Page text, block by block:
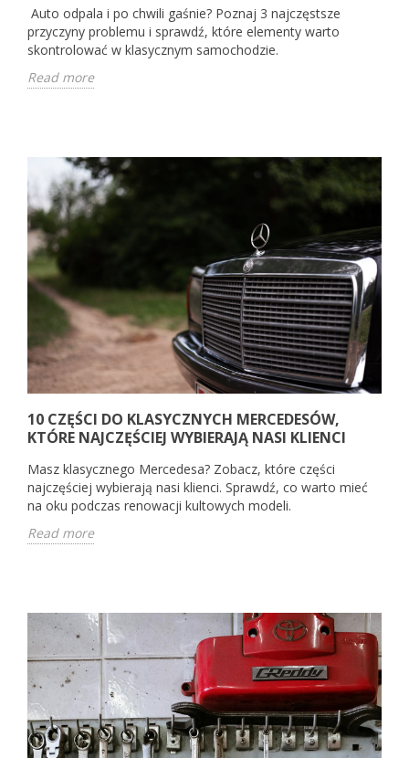
Auto odpala i po chwili gaśnie? Poznaj 3 najczęstsze
przyczyny problemu i sprawdź, które elementy warto
skontrolować w klasycznym samochodzie.
Read more
10 CZĘŚCI DO KLASYCZNYCH MERCEDESÓW,
KTÓRE NAJCZĘŚCIEJ WYBIERAJĄ NASI KLIENCI
Masz klasycznego Mercedesa? Zobacz, które części
najczęściej wybierają nasi klienci. Sprawdź, co warto mieć
na oku podczas renowacji kultowych modeli.
Read more